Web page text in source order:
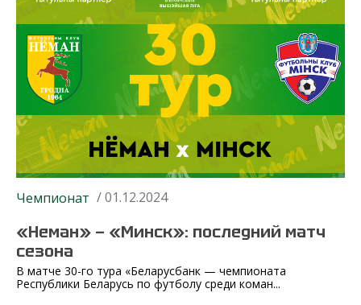
Чемпионат / 01.12.2024
«Неман» — «Минск»: последний матч
сезона
В матче 30-го тура «Беларусбанк — чемпионата
Республики Беларусь по футболу среди коман...